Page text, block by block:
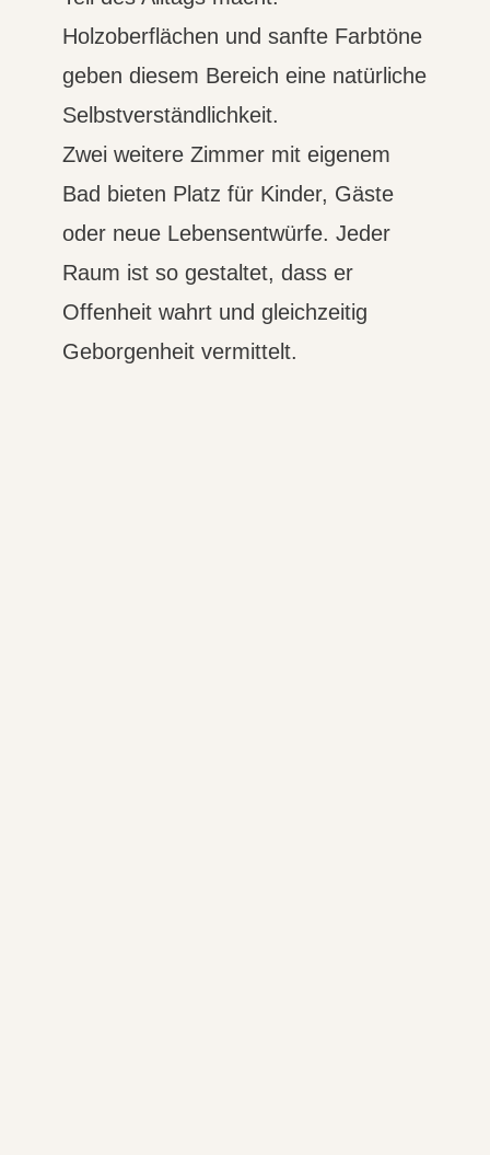
Holzoberflächen und sanfte Farbtöne
geben diesem Bereich eine natürliche
Selbstverständlichkeit.
Zwei weitere Zimmer mit eigenem
Bad bieten Platz für Kinder, Gäste
oder neue Lebensentwürfe. Jeder
Raum ist so gestaltet, dass er
Offenheit wahrt und gleichzeitig
Geborgenheit vermittelt.